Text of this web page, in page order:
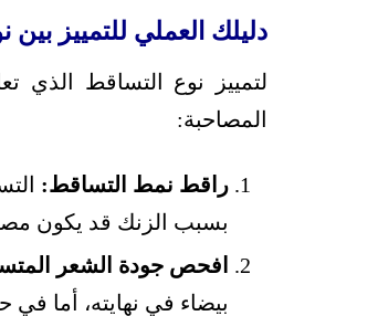
دليلك العملي للتمييز
لتمييز نوع التساقط الذي
المصاحبة:
راقط نمط التساقط:
بسبب الزنك قد يكون
افحص جودة الشعر
بيضاء في نهايته، أما